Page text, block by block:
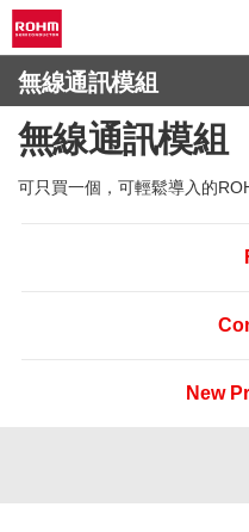
無線通訊模組
無線通訊模組
可只買一個，可輕鬆導入的
New